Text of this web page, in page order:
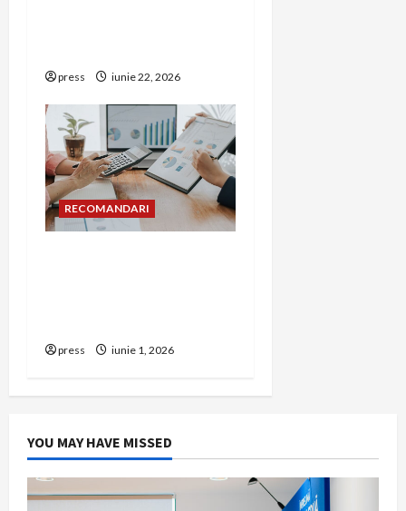
press iunie 22, 2026
RECOMANDARI
press iunie 1, 2026
YOU MAY HAVE MISSED